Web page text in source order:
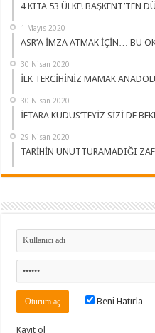
4 KITA 53 ÜLKE! BAŞKENT’TEN
1 Mayıs 2020
ASR’A İMZA ATMAK İÇİN… BU
30 Nisan 2020
İLK TERCİHİNİZ MAMAK
30 Nisan 2020
İFTARA KUDÜS’TEYİZ SİZİ DE
29 Nisan 2020
TARİHİN UNUTTURAMADIĞI
Beni Hatırla
Kayıt ol